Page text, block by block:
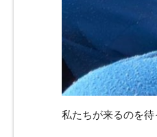
私たちが来るのを